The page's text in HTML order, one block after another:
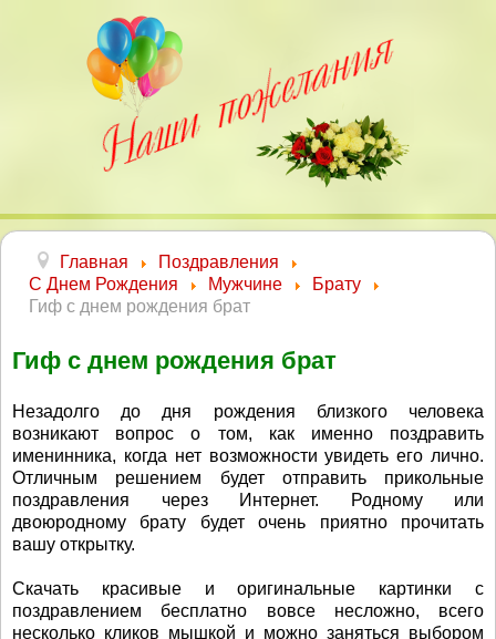
Главная
Поздравления
С Днем Рождения
Мужчине
Брату
Гиф с днем рождения брат
Гиф с днем рождения брат
Незадолго до дня рождения близкого человека
возникают вопрос о том, как именно поздравить
именинника, когда нет возможности увидеть его лично.
Отличным решением будет отправить прикольные
поздравления через Интернет. Родному или
двоюродному брату будет очень приятно прочитать
вашу открытку.
Скачать красивые и оригинальные картинки с
поздравлением бесплатно вовсе несложно, всего
несколько кликов мышкой и можно заняться выбором